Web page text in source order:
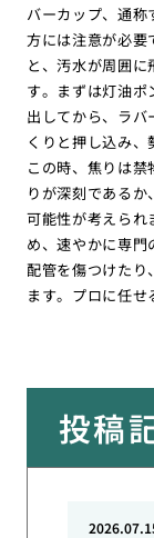
バーカップ、通称
方には注意が必要
と、汚水が周囲
す。まずは灯油
出してから、ラバ
くりと押し込み、
この時、焦りは
りが深刻である
可能性が考えられ
め、速やかに専門
配管を傷つけたり
ます。プロに任せ
投稿